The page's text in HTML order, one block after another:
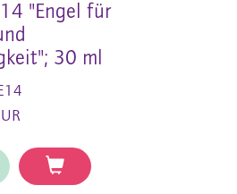
"Engel für
30 ml